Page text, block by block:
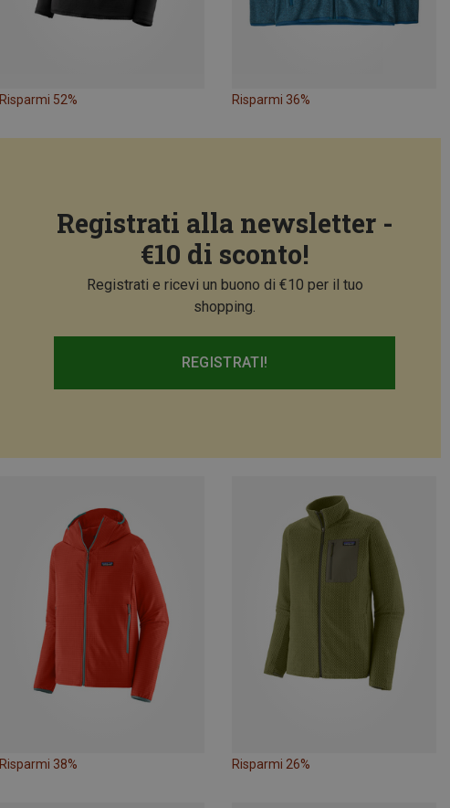
Risparmi 52% Risparmi 36%
Registrati alla newsletter -
€10 di sconto!
Registrati e ricevi un buono di €10 per il tuo
shopping.
REGISTRATI!
Risparmi 38% Risparmi 26%